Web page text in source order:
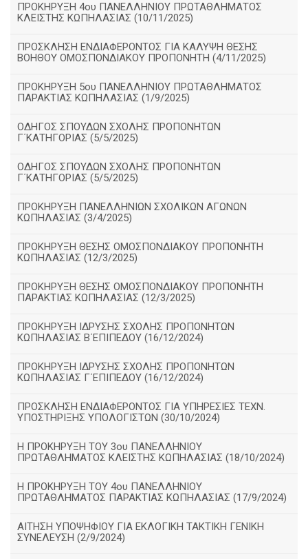
ΠΡΟΚΗΡΥΞΗ 4ου ΠΑΝΕΛΛΗΝΙΟΥ ΠΡΩΤΑΘΛΗΜΑΤΟΣ
ΚΛΕΙΣΤΗΣ ΚΩΠΗΛΑΣΙΑΣ (10/11/2025)
ΠΡΟΣΚΛΗΣΗ ΕΝΔΙΑΦΕΡΟΝΤΟΣ ΓΙΑ ΚΑΛΥΨΗ ΘΕΣΗΣ
ΒΟΗΘΟΥ ΟΜΟΣΠΟΝΔΙΑΚΟΥ ΠΡΟΠΟΝΗΤΗ (4/11/2025)
ΠΡΟΚΗΡΥΞΗ 5ου ΠΑΝΕΛΛΗΝΙΟΥ ΠΡΩΤΑΘΛΗΜΑΤΟΣ
ΠΑΡΑΚΤΙΑΣ ΚΩΠΗΛΑΣΙΑΣ (1/9/2025)
ΟΔΗΓΟΣ ΣΠΟΥΔΩΝ ΣΧΟΛΗΣ ΠΡΟΠΟΝΗΤΩΝ
Γ΄ΚΑΤΗΓΟΡΙΑΣ (5/5/2025)
ΟΔΗΓΟΣ ΣΠΟΥΔΩΝ ΣΧΟΛΗΣ ΠΡΟΠΟΝΗΤΩΝ
Γ΄ΚΑΤΗΓΟΡΙΑΣ (5/5/2025)
ΠΡΟΚΗΡΥΞΗ ΠΑΝΕΛΛΗΝΙΩΝ ΣΧΟΛΙΚΩΝ ΑΓΩΝΩΝ
ΚΩΠΗΛΑΣΙΑΣ (3/4/2025)
ΠΡΟΚΗΡΥΞΗ ΘΕΣΗΣ ΟΜΟΣΠΟΝΔΙΑΚΟΥ ΠΡΟΠΟΝΗΤΗ
ΚΩΠΗΛΑΣΙΑΣ (12/3/2025)
ΠΡΟΚΗΡΥΞΗ ΘΕΣΗΣ ΟΜΟΣΠΟΝΔΙΑΚΟΥ ΠΡΟΠΟΝΗΤΗ
ΠΑΡΑΚΤΙΑΣ ΚΩΠΗΛΑΣΙΑΣ (12/3/2025)
ΠΡΟΚΗΡΥΞΗ ΙΔΡΥΣΗΣ ΣΧΟΛΗΣ ΠΡΟΠΟΝΗΤΩΝ
ΚΩΠΗΛΑΣΙΑΣ Β΄ΕΠΙΠΕΔΟΥ (16/12/2024)
ΠΡΟΚΗΡΥΞΗ ΙΔΡΥΣΗΣ ΣΧΟΛΗΣ ΠΡΟΠΟΝΗΤΩΝ
ΚΩΠΗΛΑΣΙΑΣ Γ΄ΕΠΙΠΕΔΟΥ (16/12/2024)
ΠΡΟΣΚΛΗΣΗ ΕΝΔΙΑΦΕΡΟΝΤΟΣ ΓΙΑ ΥΠΗΡΕΣΙΕΣ ΤΕΧΝ.
ΥΠΟΣΤΗΡΙΞΗΣ ΥΠΟΛΟΓΙΣΤΩΝ (30/10/2024)
Η ΠΡΟΚΗΡΥΞΗ ΤΟΥ 3ου ΠΑΝΕΛΛΗΝΙΟΥ
ΠΡΩΤΑΘΛΗΜΑΤΟΣ ΚΛΕΙΣΤΗΣ ΚΩΠΗΛΑΣΙΑΣ (18/10/2024)
Η ΠΡΟΚΗΡΥΞΗ ΤΟΥ 4ου ΠΑΝΕΛΛΗΝΙΟΥ
ΠΡΩΤΑΘΛΗΜΑΤΟΣ ΠΑΡΑΚΤΙΑΣ ΚΩΠΗΛΑΣΙΑΣ (17/9/2024)
ΑΙΤΗΣΗ ΥΠΟΨΗΦΙΟΥ ΓΙΑ ΕΚΛΟΓΙΚΗ ΤΑΚΤΙΚΗ ΓΕΝΙΚΗ
ΣΥΝΕΛΕΥΣΗ (2/9/2024)